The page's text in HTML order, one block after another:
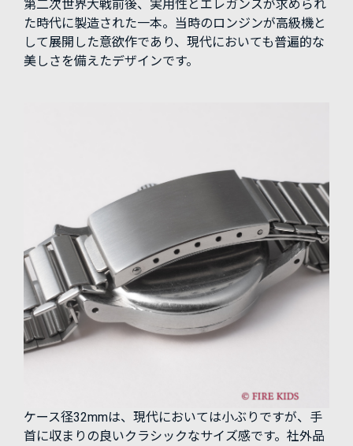
第二次世界大戦前後、実用性とエレガンスが求められ
た時代に製造された一本。当時のロンジンが高級機と
して展開した意欲作であり、現代においても普遍的な
美しさを備えたデザインです。
ケース径32mmは、現代においては小ぶりですが、手
首に収まりの良いクラシックなサイズ感です。社外品